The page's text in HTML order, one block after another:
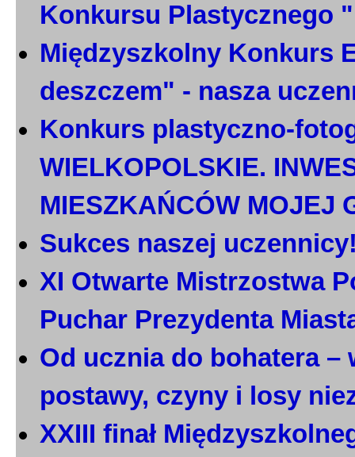
Konkursu Plastycznego
Międzyszkolny Konkurs
deszczem" - nasza
Konkurs plastyczno-
WIELKOPOLSKIE.
MIESZKAŃCÓW MOJEJ
Sukces naszej
XI Otwarte Mistrzostwa
Puchar Prezydenta
Od ucznia do bohatera –
postawy, czyny i losy
XXIII finał